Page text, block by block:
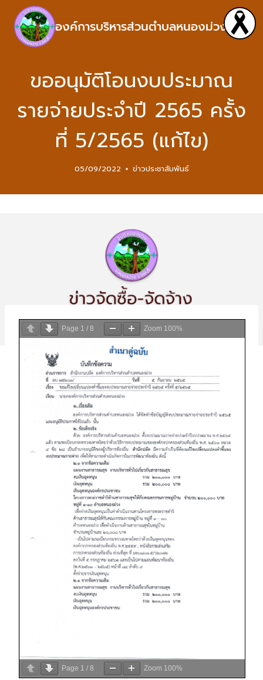
องค์การบริหารส่วนตำบลหนองม่วง
ขออนุมัติโอนงบประมาณ
รายจ่ายประจำปี 2565 ครั้ง
ที่ 5/2565 (แก้ไข)
05/09/2022 ข่าวประชาสัมพันธ์
Page 1 / 8 Zoom 100%
Page 1 / 8 Zoom 100%